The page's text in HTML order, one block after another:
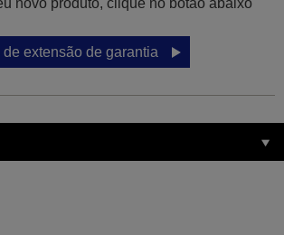
novo produto, clique no botão abaixo
extensão de garantia